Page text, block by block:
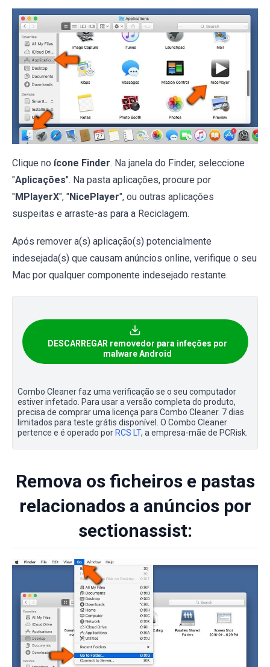
Clique no ícone Finder. Na janela do Finder, seleccione
"Aplicações". Na pasta aplicações, procure por
"MPlayerX", "NicePlayer", ou outras aplicações
suspeitas e arraste-as para a Reciclagem.
Após remover a(s) aplicação(s) potencialmente
indesejada(s) que causam anúncios online, verifique o seu
Mac por qualquer componente indesejado restante.
DESCARREGAR removedor para infeções por
malware Android
Combo Cleaner faz uma verificação se o seu computador
estiver infetado. Para usar a versão completa do produto,
precisa de comprar uma licença para Combo Cleaner. 7 dias
limitados para teste grátis disponível. O Combo Cleaner
pertence e é operado por RCS LT, a empresa-mãe de PCRisk.
Remova os ficheiros e pastas
relacionados a anúncios por
sectionassist: